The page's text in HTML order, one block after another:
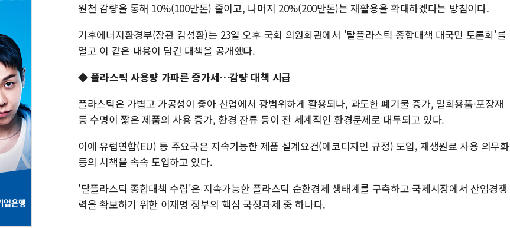
원천 감량을 통해 10%(100만톤) 줄이고, 나머지 20%(200만톤)는 재활용을 확대하겠다는 방침이다.
기후에너지환경부(장관 김성환)는 23일 오후 국회 의원회관에서 '탈플라스틱 종합대책 대국민 토론회'를
열고 이 같은 내용이 담긴 대책을 공개했다.
◆ 플라스틱 사용량 가파른 증가세…감량 대책 시급
플라스틱은 가볍고 가공성이 좋아 산업에서 광범위하게 활용되나, 과도한 폐기물 증가, 일회용품·포장재
등 수명이 짧은 제품의 사용 증가, 환경 잔류 등이 전 세계적인 환경문제로 대두되고 있다.
이에 유럽연합(EU) 등 주요국은 지속가능한 제품 설계요건(에코디자인 규정) 도입, 재생원료 사용 의무화
등의 시책을 속속 도입하고 있다.
'탈플라스틱 종합대책 수립'은 지속가능한 플라스틱 순환경제 생태계를 구축하고 국제시장에서 산업경쟁
력을 확보하기 위한 이재명 정부의 핵심 국정과제 중 하나다.